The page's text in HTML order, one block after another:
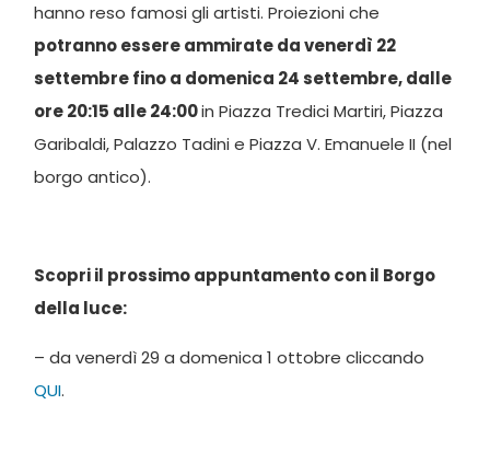
hanno reso famosi gli artisti. Proiezioni che
potranno essere ammirate da venerdì 22
settembre fino a domenica 24 settembre, dalle
ore 20:15 alle 24:00in Piazza Tredici Martiri, Piazza
Garibaldi, Palazzo Tadini e Piazza V. Emanuele II (nel
borgo antico).
Scopri il prossimo appuntamento con il Borgo
della luce:
– da venerdì 29 a domenica 1 ottobre cliccando
QUI.